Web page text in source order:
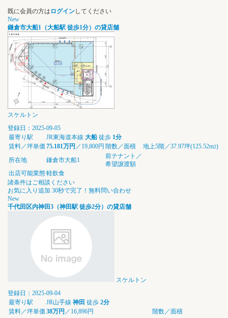
既に会員の方は ログインしてください
New
鎌倉市大船1（大船駅 徒歩1分）の貸店舗
スケルトン
登録日：2025-09-05
最寄り駅
JR東海道本線 大船徒歩 1分
賃料／坪単価 75.181万円 ／19,800円 階数／面積 地上5階／37.97坪(125.52m2)
所在地
鎌倉市大船1
前テナント／
希望譲渡額
出店可能業態軽飲食
諸条件はご相談ください
お気に入り追加 30秒で完了！無料問い合わせ
New
千代田区内神田3（神田駅 徒歩2分）の貸店舗
スケルトン
登録日：2025-09-04
最寄り駅
JR山手線 神田 徒歩 2分
賃料／坪単価 38万円 ／16,896円
階数／面積